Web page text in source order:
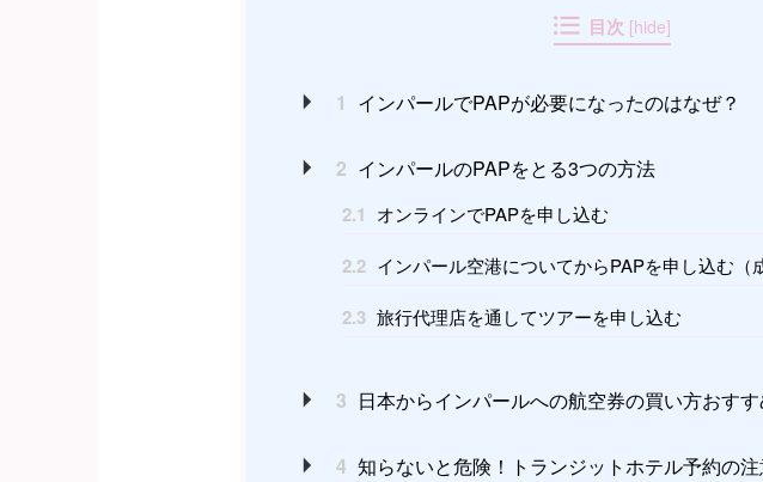
目次 [hide]
1 インパールでPAPが必要になったのはなぜ？
2 インパールのPAPをとる3つの方法
2.1 オンラインでPAPを申し込む
2.2 インパール空港についてからPAPを申し込む（
2.3 旅行代理店を通してツアーを申し込む
3 日本からインパールへの航空券の買い方おす
4 知らないと危険！トランジットホテル予約の